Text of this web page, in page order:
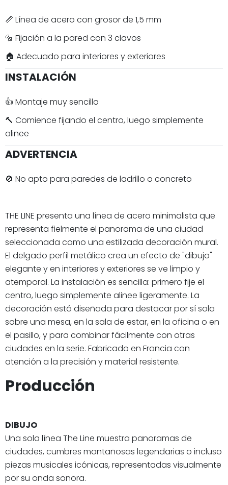
📏 Línea de acero con grosor de 1,5 mm
🔩 Fijación a la pared con 3 clavos
🏠 Adecuado para interiores y exteriores
INSTALACIÓN
👍 Montaje muy sencillo
🔨 Comience fijando el centro, luego simplemente
alinee
ADVERTENCIA
🚫 No apto para paredes de ladrillo o concreto
THE LINE presenta una línea de acero minimalista que
representa fielmente el panorama de una ciudad
seleccionada como una estilizada decoración mural.
El delgado perfil metálico crea un efecto de "dibujo"
elegante y en interiores y exteriores se ve limpio y
atemporal. La instalación es sencilla: primero fije el
centro, luego simplemente alinee ligeramente. La
decoración está diseñada para destacar por sí sola
sobre una mesa, en la sala de estar, en la oficina o en
el pasillo, y para combinar fácilmente con otras
ciudades en la serie. Fabricado en Francia con
atención a la precisión y material resistente.
Producción
DIBUJO
Una sola línea The Line muestra panoramas de
ciudades, cumbres montañosas legendarias o incluso
piezas musicales icónicas, representadas visualmente
por su onda sonora.